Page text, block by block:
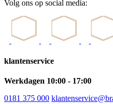
Volg ons op social media:
klantenservice
Werkdagen 10:00 - 17:00
0181 375 000